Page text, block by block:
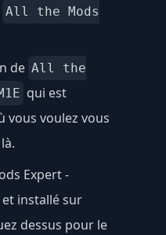
All the Mods
de All the
qui est
vous voulez vous
Expert -
et installé sur
dessus pour le